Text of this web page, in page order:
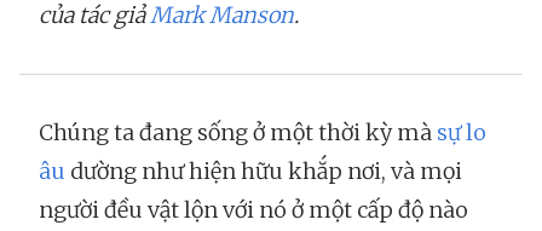
của tác giảMark Manson.
Chúng ta đang sống ở một thời kỳ mà sự lo
âu dường như hiện hữu khắp nơi, và mọi
người đều vật lộn với nó ở một cấp độ nào